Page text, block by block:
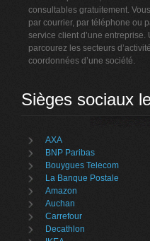
consultables gratuitement.
par courrier, par téléphone ou
service client d’une entreprise.
parcourez les secteurs
coordonnées d’une société.
Sièges sociaux
AXA
BNP Paribas
Bouygues Telecom
La Banque Postale
Amazon
Auchan
Carrefour
Decathlon